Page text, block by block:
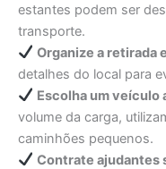
estantes podem ser
transporte.
Organize a retirada
detalhes do local para
Escolha um veículo
volume da carga,
caminhões pequenos.
Contrate ajudantes